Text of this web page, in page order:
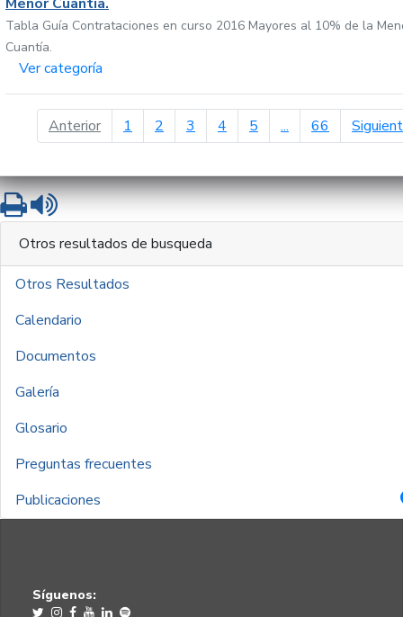
Tabla Guía Contrataciones en curso 2016 Mayores al 10% de la
Cuantía.
Ver categoría
Anteriorpágina anterior
1 2 3 4 5 ... 66
ImprimirLeer contenido
Otros resultados de busqueda
Otros Resultados
Calendario
Documentos
Galería
Glosario
Preguntas frecuentes
Publicaciones
Síguenos: